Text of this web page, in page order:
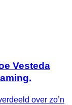
Vesteda
over zo’n